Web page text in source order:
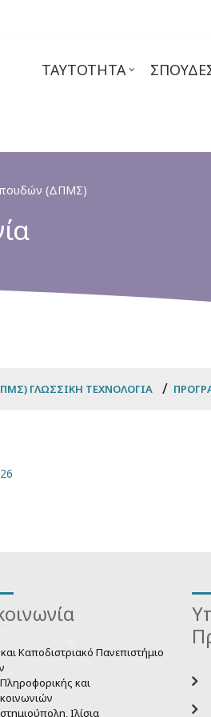
ΤΑΥΤΌΤΗΤΑ
(ΔΠΜΣ)
ΓΛΩΣΣΙΚΉ ΤΕΧΝΟΛΟΓΊΑ
Καποδιστριακό Πανεπιστήμιο
και
Ιλίσια